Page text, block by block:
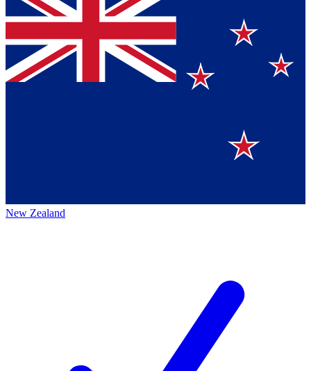
New Zealand